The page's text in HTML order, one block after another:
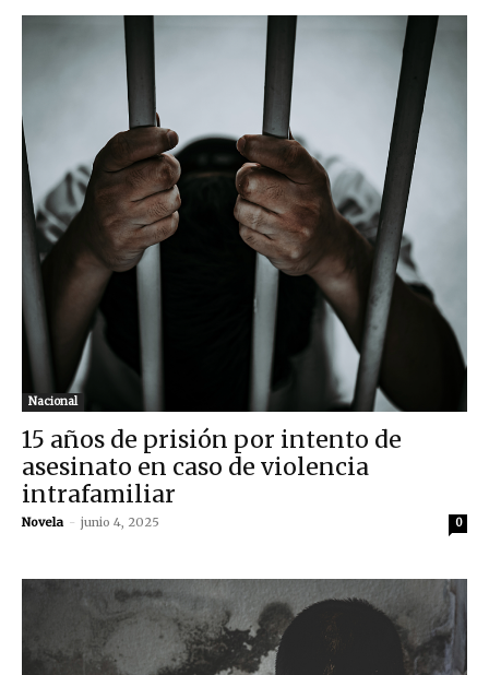
Nacional
15 años de prisión por intento de
asesinato en caso de violencia
intrafamiliar
Novela - junio 4, 2025 0